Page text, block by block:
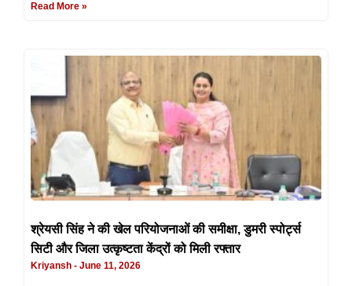
Read More »
श्रेयसी सिंह ने की खेल परियोजनाओं की समीक्षा, डुमरी स्पोर्ट्स
सिटी और जिला उत्कृष्टता केंद्रों को मिली रफ्तार
Kriyansh June 11, 2026